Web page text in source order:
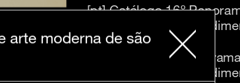
[pt]Catálogo 16º
Brasileira: Formas
1985
Convite 16º
Brasileira: Formas
arte moderna de são